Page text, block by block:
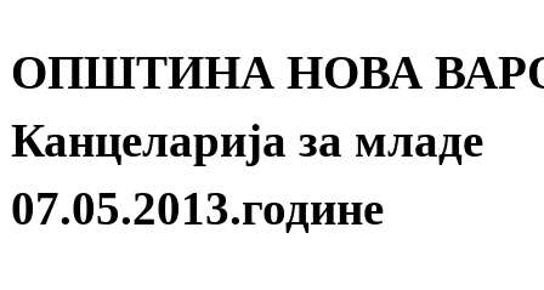
ОПШТИНА НОВА
Канцеларија за младе
07.05.2013.године